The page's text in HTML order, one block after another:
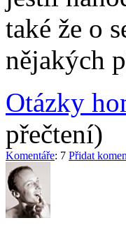
také že o
nějakých
Otázky
přečtení)
Komentáře: 7 Přidat